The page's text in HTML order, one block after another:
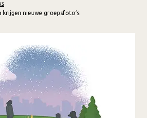
krijgen nieuwe groepsfoto’s